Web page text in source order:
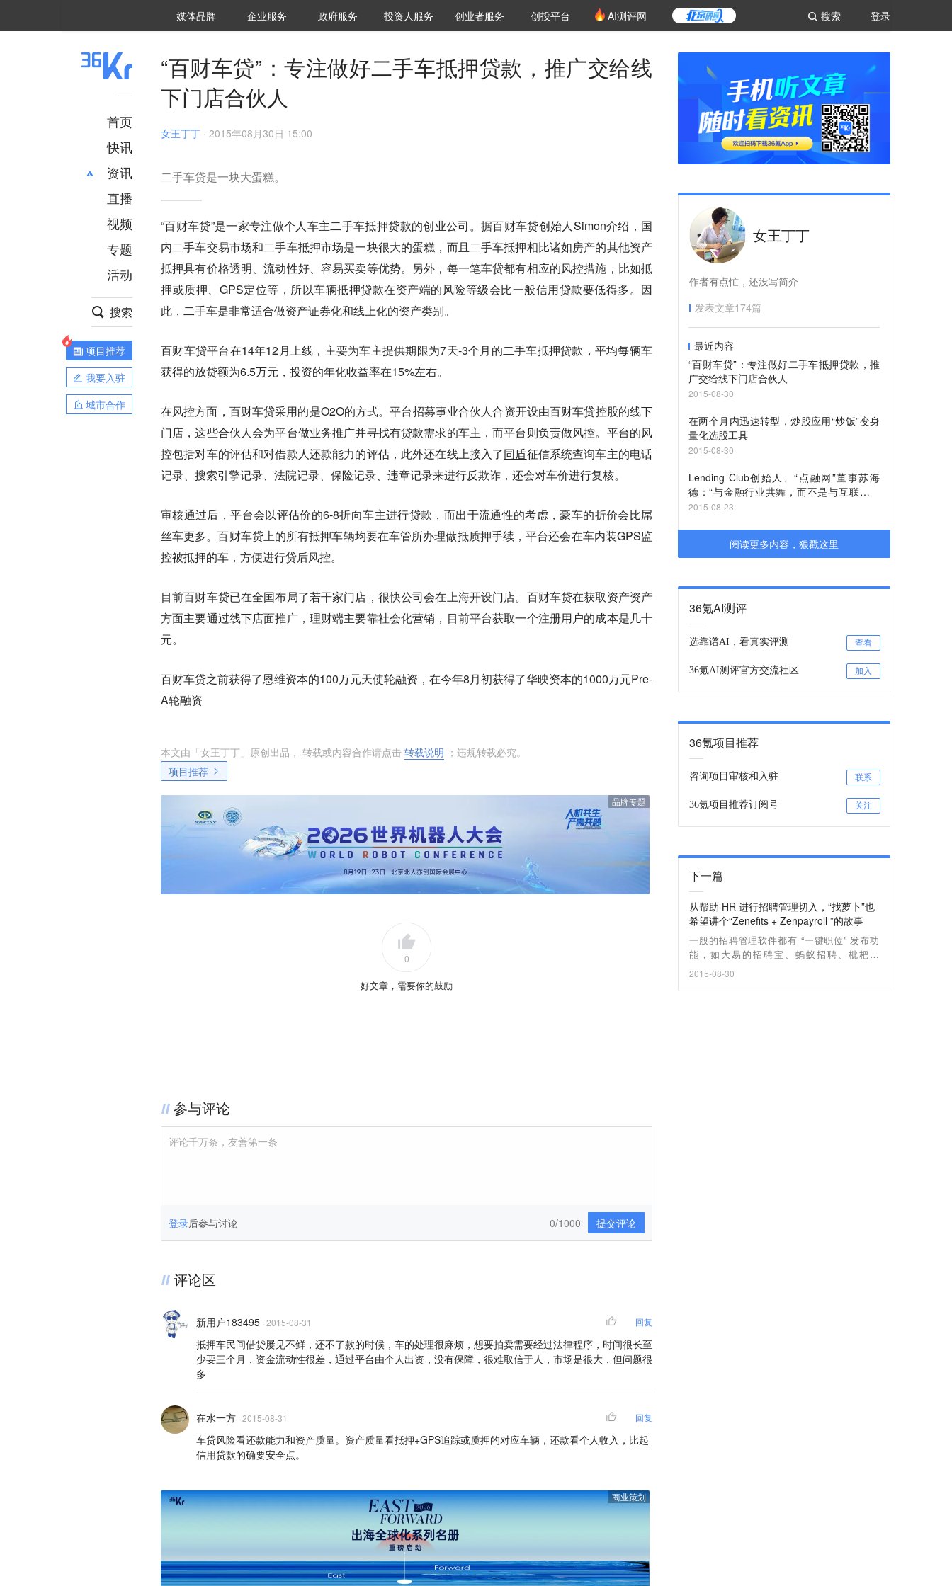
登录
搜索
媒体品牌 36Kr研究院
企业服务 城市之窗
政府服务 VClub投资机构库
投资机构职位推介
投资人服务 创投氪堂
创业者服务 创投平台 AI测评网
首页
快讯
资讯
推荐
财经
项目推荐
安徽
直播
视频
专题
活动
搜索
项目推荐
我要入驻
城市合作
“百财车贷”：专注做好二手车抵押贷款，推广交给线
下门店合伙人
女王丁丁 · 2015年08月30日 15:00
二手车贷是一块大蛋糕。
“百财车贷”是一家专注做个人车主二手车抵押贷款的创业公司。据百财车贷创始人Simon介绍，国
内二手车交易市场和二手车抵押市场是一块很大的蛋糕，而且二手车抵押相比诸如房产的其他资产
抵押具有价格透明、流动性好、容易买卖等优势。另外，每一笔车贷都有相应的风控措施，比如抵
押或质押、GPS定位等，所以车辆抵押贷款在资产端的风险等级会比一般信用贷款要低得多。因
此，二手车是非常适合做资产证券化和线上化的资产类别。
百财车贷平台在14年12月上线，主要为车主提供期限为7天-3个月的二手车抵押贷款，平均每辆车
获得的放贷额为6.5万元，投资的年化收益率在15%左右。
在风控方面，百财车贷采用的是O2O的方式。平台招募事业合伙人合资开设由百财车贷控股的线下
门店，这些合伙人会为平台做业务推广并寻找有贷款需求的车主，而平台则负责做风控。平台的风
控包括对车的评估和对借款人还款能力的评估，此外还在线上接入了同盾征信系统查询车主的电话
记录、搜索引擎记录、法院记录、保险记录、违章记录来进行反欺诈，还会对车价进行复核。
审核通过后，平台会以评估价的6-8折向车主进行贷款，而出于流通性的考虑，豪车的折价会比屌
丝车更多。百财车贷上的所有抵押车辆均要在车管所办理做抵质押手续，平台还会在车内装GPS监
控被抵押的车，方便进行贷后风控。
目前百财车贷已在全国布局了若干家门店，很快公司会在上海开设门店。百财车贷在获取资产资产
方面主要通过线下店面推广，理财端主要靠社会化营销，目前平台获取一个注册用户的成本是几十
元。
百财车贷之前获得了恩维资本的100万元天使轮融资，在今年8月初获得了华映资本的1000万元Pre-
A轮融资
本文由「女王丁丁 」原创出品， 转载或内容合作请点击 转载说明 ；违规转载必究。
项目推荐
品牌专题
0
好文章，需要你的鼓励
参与评论
评论千万条，友善第一条
登录后参与讨论 提交评论
0/1000
评论区
新用户183495 · 2015-08-31 回复
抵押车民间借贷屡见不鲜，还不了款的时候，车的处理很麻烦，想要拍卖需要经过法律程序，时间很长至
少要三个月，资金流动性很差，通过平台由个人出资，没有保障，很难取信于人，市场是很大，但问题很
多
在水一方 · 2015-08-31 回复
车贷风险看还款能力和资产质量。资产质量看抵押+GPS追踪或质押的对应车辆，还款看个人收入，比起
信用贷款的确要安全点。
商业策划
女王丁丁
作者有点忙，还没写简介
发表文章174篇
最近内容
“百财车贷”：专注做好二手车抵押贷款，推
广交给线下门店合伙人
2015-08-30
在两个月内迅速转型，炒股应用“炒饭”变身
量化选股工具
2015-08-30
Lending Club创始人、“点融网”董事苏海
德：“与金融行业共舞，而不是与互联网企
业走到一起”
2015-08-23
阅读更多内容，狠戳这里
36氪AI测评
选靠谱AI，看真实评测 查看
36氪AI测评官方交流社区 加入
36氪项目推荐
咨询项目审核和入驻 联系
36氪项目推荐订阅号 关注
下一篇
从帮助 HR 进行招聘管理切入，“找萝卜”也
希望讲个“Zenefits + Zenpayroll ”的故事
一般的招聘管理软件都有 “一键职位” 发布功
能，如大易的招聘宝、蚂蚁招聘、枇杷派
等。“找萝卜” 目前功能上最明显的区别是，补
2015-08-30